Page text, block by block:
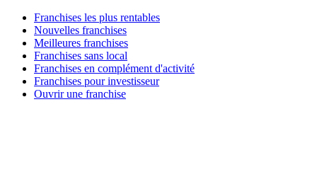
Franchises les plus rentables
Nouvelles franchises
Meilleures franchises
Franchises sans local
Franchises en complément d'activité
Franchises pour investisseur
Ouvrir une franchise